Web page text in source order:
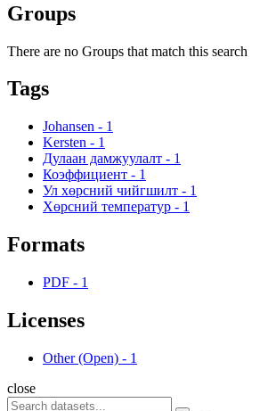
Groups
There are no Groups that match this search
Tags
Johansen - 1
Kersten - 1
Дулаан дамжуулалт - 1
Коэффициент - 1
Ул хөрсний чийгшилт - 1
Хөрсний температур - 1
Formats
PDF - 1
Licenses
Other (Open) - 1
close